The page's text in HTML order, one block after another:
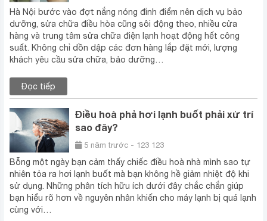
Hà Nội bước vào đợt nắng nóng đỉnh điểm nên dịch vụ bảo
dưỡng, sửa chữa điều hòa cũng sôi động theo, nhiều cửa
hàng và trung tâm sửa chữa điện lạnh hoạt động hết công
suất. Không chỉ dồn dập các đơn hàng lắp đặt mới, lượng
khách yêu cầu sửa chữa, bảo dưỡng…
Đọc tiếp
Điều hoà phả hơi lạnh buốt phải xử trí
sao đây?
5 năm trước - 123 123
Bỗng một ngày bạn cảm thấy chiếc điều hoà nhà mình sao tự
nhiên tỏa ra hơi lạnh buốt mà bạn không hề giảm nhiệt độ khi
sử dụng. Những phân tích hữu ích dưới đây chắc chắn giúp
bạn hiểu rõ hơn về nguyên nhân khiến cho máy lạnh bị quá lạnh
cùng với…